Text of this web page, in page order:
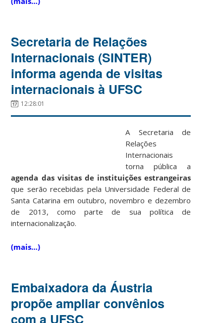
Secretaria de Relações
Internacionais (SINTER)
informa agenda de visitas
internacionais à UFSC
12:28:01
A Secretaria de
Relações
Internacionais
torna pública a
agenda das visitas de instituições estrangeiras
que serão recebidas pela Universidade Federal de
Santa Catarina em outubro, novembro e dezembro
de 2013, como parte de sua política de
internacionalização.
(mais…)
Embaixadora da Áustria
propõe ampliar convênios
com a UFSC